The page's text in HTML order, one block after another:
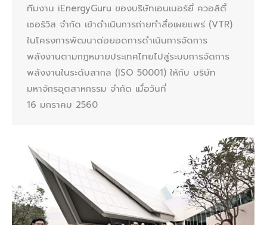
ทีมงาน iEnergyGuru ของบริษัทเอนเนอร์ยี่ ควอลิตี้
เซอร์วิส จำกัด เข้าดำเนินการถ่ายทำสื่อเผยแพร่ (VTR)
ในโครงการพัฒนาต่อยอดการดำเนินการจัดการ
พลังงานตามกฎหมายประเทศไทยไปสู่ระบบการจัดการ
พลังงานในระดับสากล (ISO 50001) ให้กับ บริษัท
มหาจักรอุตสาหกรรม จำกัด เมื่อวันที่
16 มกราคม 2560